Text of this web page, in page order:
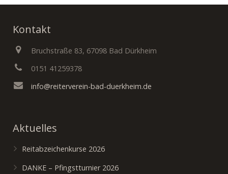
Kontakt
Bruchstraße 83, 67098 Bad Dürkheim
0151 41259378
info@reiterverein-bad-duerkheim.de
Aktuelles
Reitabzeichenkurse 2026
DANKE – Pfingstturnier 2026